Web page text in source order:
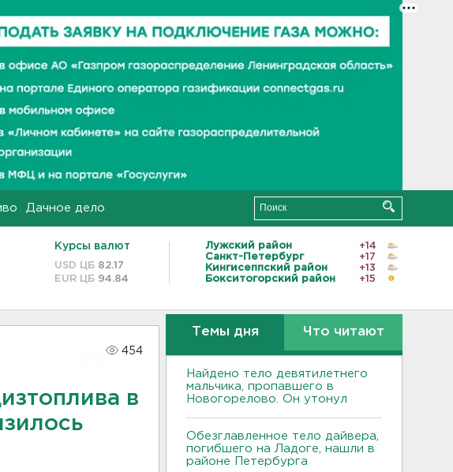
Дачное дело
Курсы валют
USD ЦБ 82.17
EUR ЦБ 94.84
Лужский район
+14
Санкт-Петербург
+17
Кингисеппский район
+13
Бокситогорский район
+15
454
в
Темы дня Что читают
Найдено тело девятилетнего
мальчика, пропавшего в
Новогорелово. Он утонул
Обезглавленное тело дайвера,
погибшего на Ладоге, нашли в
районе Петербурга